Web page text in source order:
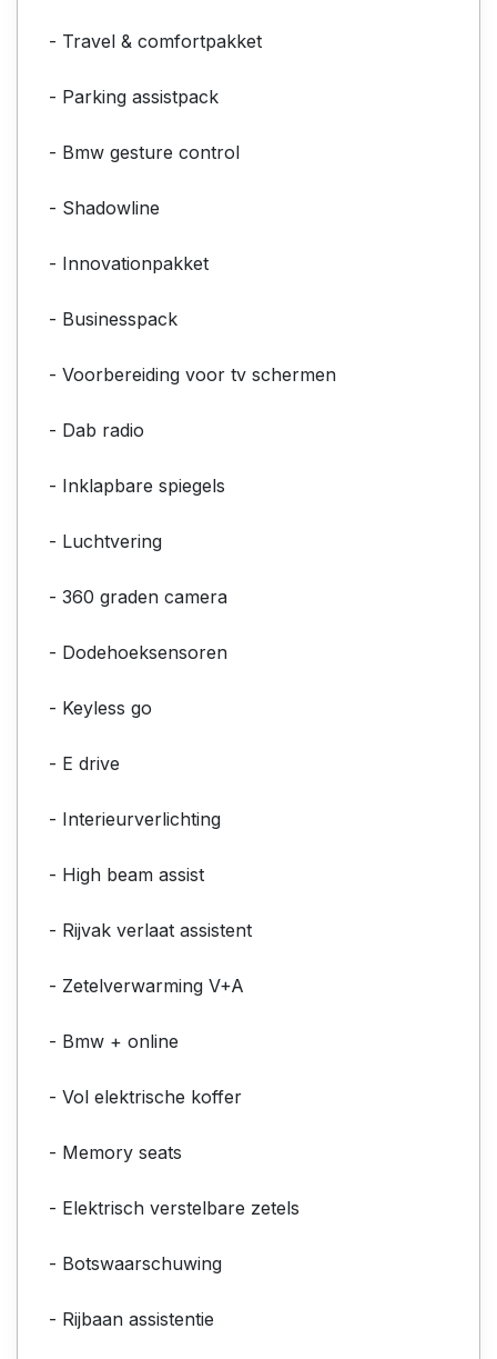
- Travel & comfortpakket
- Parking assistpack
- Bmw gesture control
- Shadowline
- Innovationpakket
- Businesspack
- Voorbereiding voor tv schermen
- Dab radio
- Inklapbare spiegels
- Luchtvering
- 360 graden camera
- Dodehoeksensoren
- Keyless go
- E drive
- Interieurverlichting
- High beam assist
- Rijvak verlaat assistent
- Zetelverwarming V+A
- Bmw + online
- Vol elektrische koffer
- Memory seats
- Elektrisch verstelbare zetels
- Botswaarschuwing
- Rijbaan assistentie